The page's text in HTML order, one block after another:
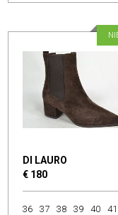
DI LAURO
€ 180
36 37 38 39 40
41